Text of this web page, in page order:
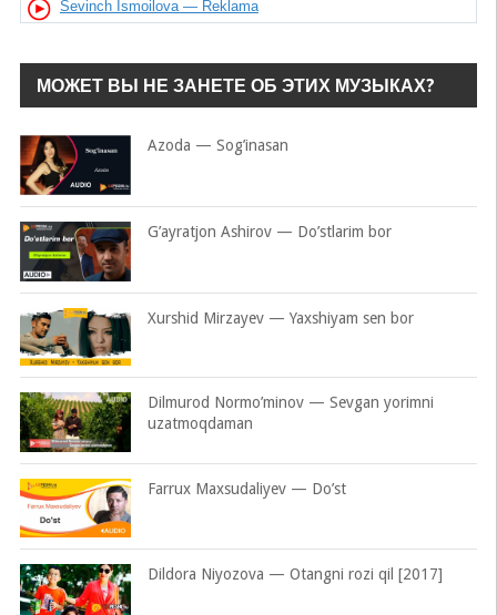
Sevinch Ismoilova — Reklama
МОЖЕТ ВЫ НЕ ЗАНЕТЕ ОБ ЭТИХ МУЗЫКАХ?
Azoda — Sog’inasan
G’ayratjon Ashirov — Do’stlarim bor
Xurshid Mirzayev — Yaxshiyam sen bor
Dilmurod Normo’minov — Sevgan yorimni
uzatmoqdaman
Farrux Maxsudaliyev — Do’st
Dildora Niyozova — Otangni rozi qil [2017]